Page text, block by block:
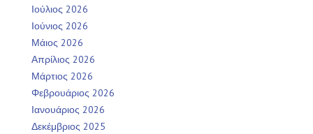
Ιούλιος 2026
Ιούνιος 2026
Μάιος 2026
Απρίλιος 2026
Μάρτιος 2026
Φεβρουάριος 2026
Ιανουάριος 2026
Δεκέμβριος 2025